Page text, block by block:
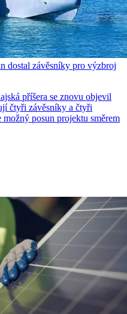
dostal závěsníky pro výzbroj
příšera se znovu objevil
čtyři závěsníky a čtyři
posun projektu směrem